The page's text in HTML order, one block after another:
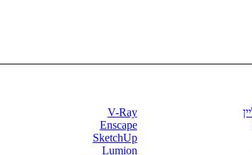
V-Ray
Enscape
SketchUp
Lumion